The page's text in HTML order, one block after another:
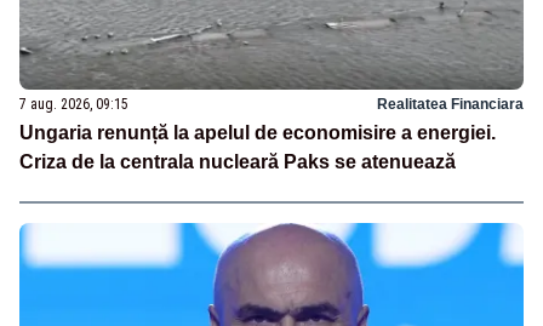
7 aug. 2026, 09:15 Realitatea Financiara
Ungaria renunță la apelul de economisire a energiei.
Criza de la centrala nucleară Paks se atenuează